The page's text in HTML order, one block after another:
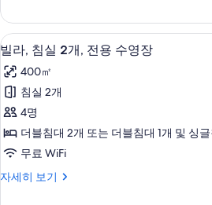
보
기
기
전
용
수
영
장
사
진
모
두
침
실
1
전
용
수
영
장
자
세
히
빌
라,
침
실
2
개,
전
용
빌라,
9
빌라, 침실 2개, 전용 수영장
400㎡
침실 2개
4명
더블침대 2개 또는 더블침대 1개 및 싱
무료 WiFi
자세히 보기
빌